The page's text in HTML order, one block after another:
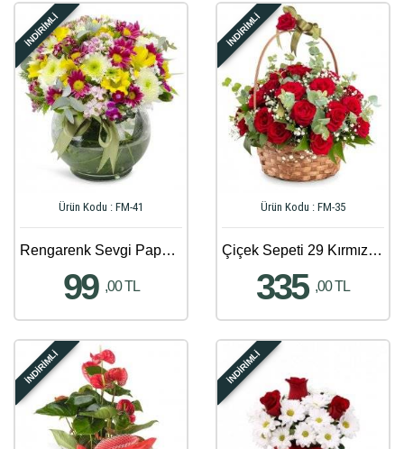
İNDİRİMLİ
Ürün Kodu : FM-41
Rengarenk Sevgi Papatya Aranjmanı
99 ,00 TL
İNDİRİMLİ
Ürün Kodu : FM-35
Çiçek Sepeti 29 Kırmızı Gül Aranjmanı
335 ,00 TL
İNDİRİMLİ İNDİRİMLİ